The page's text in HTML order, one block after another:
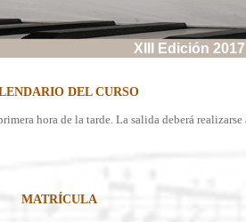
XIII Edición 2017
DEL CURSO
hora de la tarde. La salida deberá
MATRÍCULA